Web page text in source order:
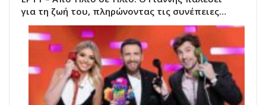
για τη ζωή του, πληρώνοντας τις συνέπειες…